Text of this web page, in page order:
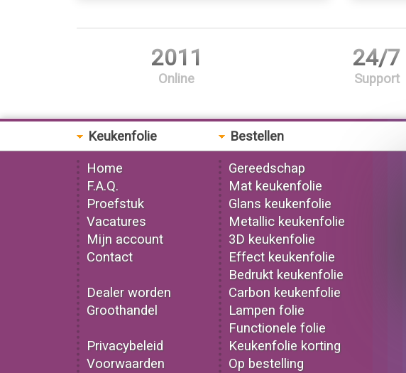
2011
Online
24/7
Support
Keukenfolie
Home
F.A.Q.
Proefstuk
Vacatures
Mijn account
Contact
Dealer worden
Groothandel
Privacybeleid
Voorwaarden
Bestellen
Gereedschap
Mat keukenfolie
Glans keukenfolie
Metallic keukenfolie
3D keukenfolie
Effect keukenfolie
Bedrukt keukenfolie
Carbon keukenfolie
Lampen folie
Functionele folie
Keukenfolie korting
Op bestelling